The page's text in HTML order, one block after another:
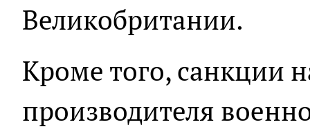
Великобритании.
Кроме того, санкции
производителя